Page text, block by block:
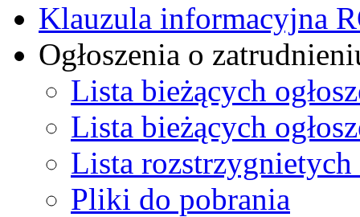
Klauzula informacyjna
Ogłoszenia o
Lista bieżących
Lista bieżących
Lista
Pliki do pobrania